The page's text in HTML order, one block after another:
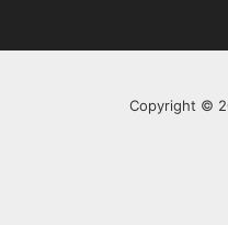
Copyright ©